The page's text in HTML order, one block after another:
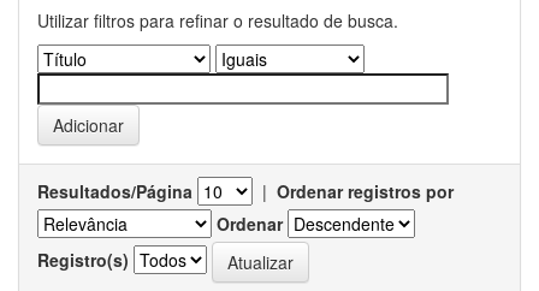
Utilizar filtros para refinar o resultado de busca.
Resultados/Página | Ordenar registros por
Ordenar
Registro(s)